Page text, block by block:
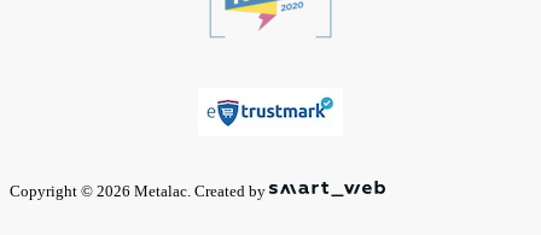
Copyright © 2026 Metalac. Created by